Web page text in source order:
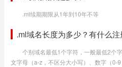
.ml续期期限从1年到10年不等
.ml域名长度为多少？有什么注
个别域名最低1个字符，一般最低2个
文字母（a-z，不区分大小写）、数字（0-